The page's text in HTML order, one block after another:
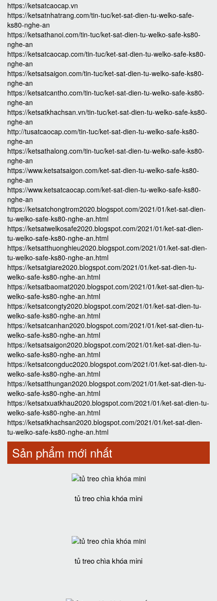
https://ketsatcaocap.vn
https://ketsatnhatrang.com/tin-tuc/ket-sat-dien-tu-welko-safe-
ks80-nghe-an
https://ketsathanoi.com/tin-tuc/ket-sat-dien-tu-welko-safe-ks80-
nghe-an
https://ketsatcaocap.com/tin-tuc/ket-sat-dien-tu-welko-safe-ks80-
nghe-an
https://ketsatsaigon.com/tin-tuc/ket-sat-dien-tu-welko-safe-ks80-
nghe-an
https://ketsatcantho.com/tin-tuc/ket-sat-dien-tu-welko-safe-ks80-
nghe-an
https://ketsatkhachsan.vn/tin-tuc/ket-sat-dien-tu-welko-safe-ks80-
nghe-an
http://tusatcaocap.com/tin-tuc/ket-sat-dien-tu-welko-safe-ks80-
nghe-an
https://ketsathalong.com/tin-tuc/ket-sat-dien-tu-welko-safe-ks80-
nghe-an
https://www.ketsatsaigon.com/ket-sat-dien-tu-welko-safe-ks80-
nghe-an
https://www.ketsatcaocap.com/ket-sat-dien-tu-welko-safe-ks80-
nghe-an
https://ketsatchongtrom2020.blogspot.com/2021/01/ket-sat-dien-
tu-welko-safe-ks80-nghe-an.html
https://ketsatwelkosafe2020.blogspot.com/2021/01/ket-sat-dien-
tu-welko-safe-ks80-nghe-an.html
https://ketsatthuonghieu2020.blogspot.com/2021/01/ket-sat-dien-
tu-welko-safe-ks80-nghe-an.html
https://ketsatgiare2020.blogspot.com/2021/01/ket-sat-dien-tu-
welko-safe-ks80-nghe-an.html
https://ketsatbaomat2020.blogspot.com/2021/01/ket-sat-dien-tu-
welko-safe-ks80-nghe-an.html
https://ketsatcongty2020.blogspot.com/2021/01/ket-sat-dien-tu-
welko-safe-ks80-nghe-an.html
https://ketsatcanhan2020.blogspot.com/2021/01/ket-sat-dien-tu-
welko-safe-ks80-nghe-an.html
https://ketsatsaigon2020.blogspot.com/2021/01/ket-sat-dien-tu-
welko-safe-ks80-nghe-an.html
https://ketsatcongduc2020.blogspot.com/2021/01/ket-sat-dien-tu-
welko-safe-ks80-nghe-an.html
https://ketsatthungan2020.blogspot.com/2021/01/ket-sat-dien-tu-
welko-safe-ks80-nghe-an.html
https://ketsatxuatkhau2020.blogspot.com/2021/01/ket-sat-dien-tu-
welko-safe-ks80-nghe-an.html
https://ketsatkhachsan2020.blogspot.com/2021/01/ket-sat-dien-
tu-welko-safe-ks80-nghe-an.html
Sản phẩm mới nhất
tủ treo chìa khóa mini
tủ treo chìa khóa mini